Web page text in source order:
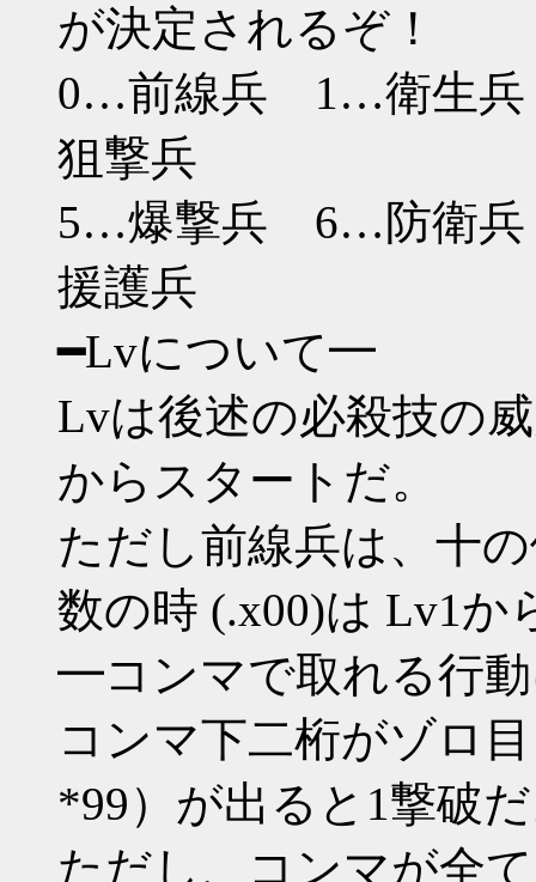
が決定されるぞ！
0…前線兵 1…衛生
狙撃兵
5…爆撃兵 6…防衛
援護兵
━Lvについて━
Lvは後述の必殺技の
からスタートだ。
ただし前線兵は、十
数の時 (.x00)は Lv1か
━コンマで取れる行
コンマ下二桁がゾロ
*99）が出ると1撃破
ただし、コンマが全